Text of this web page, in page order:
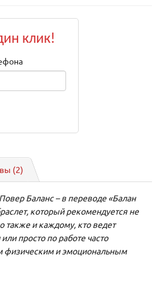
клик!
(2)
Баланс – в переводе «Балан
который рекомендуется не
также и каждому, кто ведет
просто по работе часто
физическим и эмоциональным